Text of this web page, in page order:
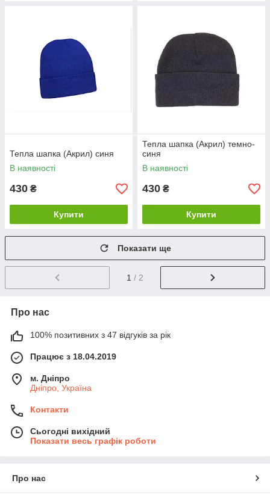
Тепла шапка (Акрил) синя
В наявності
430 ₴
Купити
Тепла шапка (Акрил) темно-
синя
В наявності
430 ₴
Купити
Показати ще
1 / 2
Про нас
100% позитивних з 47 відгуків за рік
Працює з 18.04.2019
м. Дніпро
Дніпро, Україна
Контакти
Сьогодні вихідний
Показати весь графік роботи
Про нас